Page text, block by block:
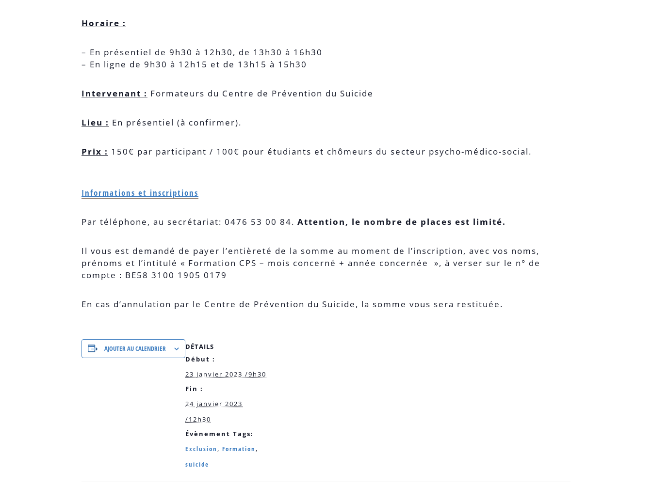
Horaire :
– En présentiel de 9h30 à 12h30, de 13h30 à 16h30
– En ligne de 9h30 à 12h15 et de 13h15 à 15h30
Intervenant : Formateurs du Centre de Prévention du Suicide
Lieu : En présentiel (à confirmer).
Prix : 150€ par participant / 100€ pour étudiants et chômeurs du secteur psycho-médico-social.
Informations et inscriptions
Par téléphone, au secrétariat: 0476 53 00 84. Attention, le nombre de places est limité.
Il vous est demandé de payer l’entièreté de la somme au moment de l’inscription, avec vos noms,
prénoms et l’intitulé « Formation CPS – mois concerné + année concernée », à verser sur le n° de
compte : BE58 3100 1905 0179
En cas d’annulation par le Centre de Prévention du Suicide, la somme vous sera restituée.
AJOUTER AU CALENDRIER
DÉTAILS
Début :
23 janvier 2023 /9h30
Fin :
24 janvier 2023
/12h30
Évènement Tags:
Exclusion, Formation,
suicide